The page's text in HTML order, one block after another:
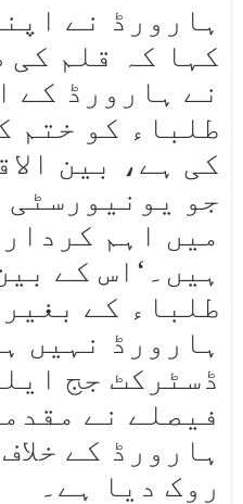
ہارورڈ نے
کہا کہ قلم کی
نے ہارورڈ کے
طلباء کو ختم
کی ہے، بین
جو یونیورسٹی
میں اہم
ہیں۔‘اس کے
طلباء کے
ہارورڈ نہیں
ڈسٹرکٹ جج
فیصلے نے
ہارورڈ کے
روک دیا ہے۔